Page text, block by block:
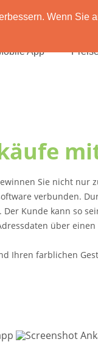
Wenn Sie
App
Sie nicht nur
verbunden.
Kunde kann so
über
Ihren farblichen